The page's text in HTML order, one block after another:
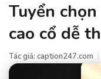
Tuyển
cao cổ dễ
Tác giả: caption247.com